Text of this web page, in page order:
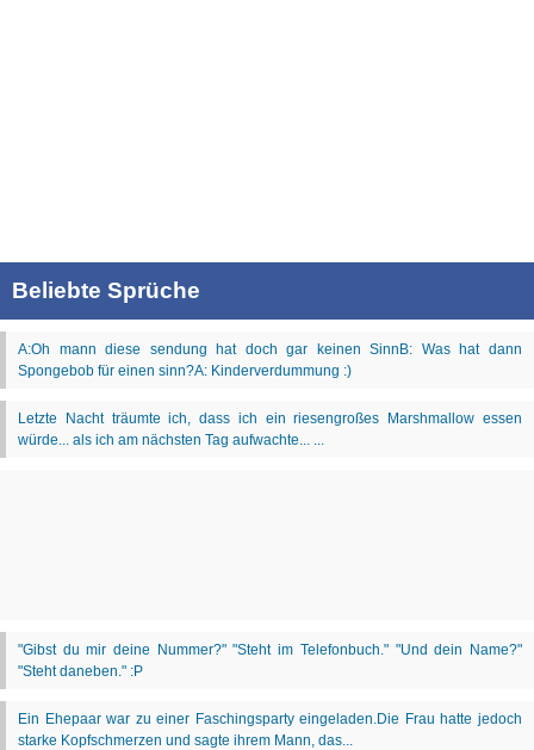
Beliebte Sprüche